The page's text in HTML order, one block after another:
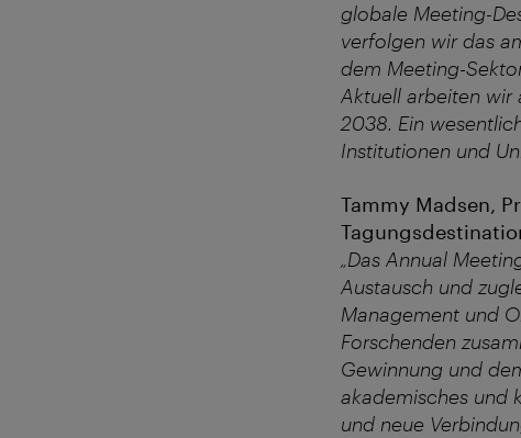
globale Meeting-
verfolgen wir das
dem Meeting-
Aktuell arbeiten wir
2038. Ein
Institutionen und
Tammy Madsen,
„Das Annual
Austausch und
Management und
Forschenden
Gewinnung und
akademisches und
und neue